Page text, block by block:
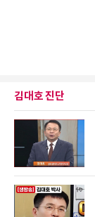
김대호 진단